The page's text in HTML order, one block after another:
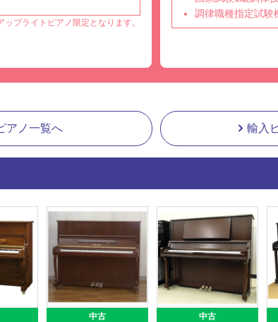
プライトピアノ限定となります。
調律職種指定試験
アノ一覧へ 輸入
中古 中古